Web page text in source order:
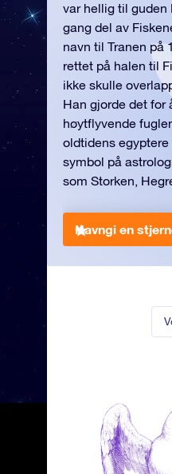
var hellig til guden
gang del av
navn til Tranen på
rettet på halen til
ikke skulle
Han gjorde det for
høytflyvende
oldtidens
symbol på
som Storken,
Navngi en